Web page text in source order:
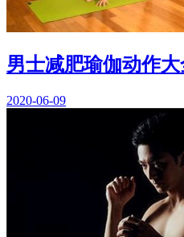
男士减肥瑜伽动作大
2020-06-09